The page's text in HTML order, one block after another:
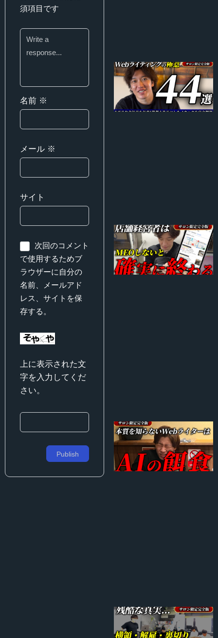
須項目です
名前 ※
メール ※
サイト
次回のコメント
で使用するためブ
ラウザーに自分の
名前、メールアド
レス、サイトを保
存する。
上に表示された文
字を入力してくだ
さい。